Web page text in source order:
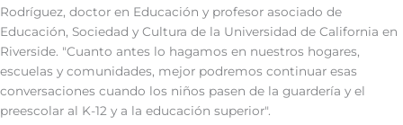
Rodríguez, doctor en Educación y profesor asociado de
Educación, Sociedad y Cultura de la Universidad de California en
Riverside. "Cuanto antes lo hagamos en nuestros hogares,
escuelas y comunidades, mejor podremos continuar esas
conversaciones cuando los niños pasen de la guardería y el
preescolar al K-12 y a la educación superior".